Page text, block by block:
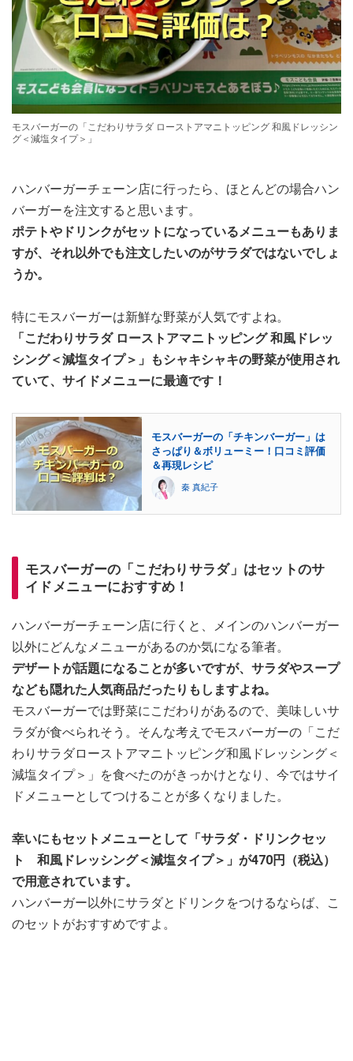
モスバーガーの「こだわりサラダ ローストアマニトッピング 和風ドレッシン
グ＜減塩タイプ＞」
ハンバーガーチェーン店に行ったら、ほとんどの場合ハン
バーガーを注文すると思います。
ポテトやドリンクがセットになっているメニューもありま
すが、それ以外でも注文したいのがサラダではないでしょ
うか。
特にモスバーガーは新鮮な野菜が人気ですよね。
「こだわりサラダ ローストアマニトッピング 和風ドレッ
シング＜減塩タイプ＞」もシャキシャキの野菜が使用され
ていて、サイドメニューに最適です！
モスバーガーの「チキンバーガー」は
さっぱり＆ボリューミー！口コミ評価
＆再現レシピ
秦 真紀子
モスバーガーの「こだわりサラダ」はセットのサ
イドメニューにおすすめ！
ハンバーガーチェーン店に行くと、メインのハンバーガー
以外にどんなメニューがあるのか気になる筆者。
デザートが話題になることが多いですが、サラダやスープ
なども隠れた人気商品だったりもしますよね。
モスバーガーでは野菜にこだわりがあるので、美味しいサ
ラダが食べられそう。そんな考えでモスバーガーの「こだ
わりサラダローストアマニトッピング和風ドレッシング＜
減塩タイプ＞」を食べたのがきっかけとなり、今ではサイ
ドメニューとしてつけることが多くなりました。
幸いにもセットメニューとして「サラダ・ドリンクセッ
ト 和風ドレッシング＜減塩タイプ＞」が470円（税込）
で用意されています。
ハンバーガー以外にサラダとドリンクをつけるならば、こ
のセットがおすすめですよ。